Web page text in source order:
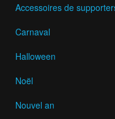
Accessoires de
Carnaval
Halloween
Noël
Nouvel an